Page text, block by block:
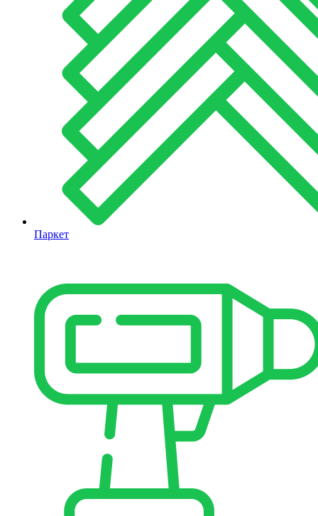
Паркет